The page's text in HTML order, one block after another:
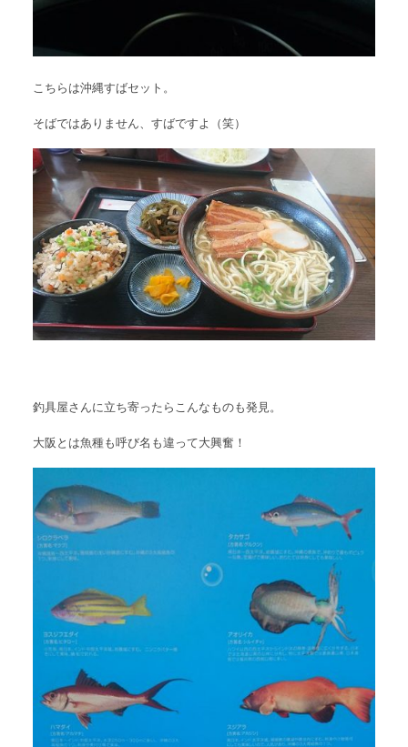
こちらは沖縄すばセット。
そばではありません、すばですよ（笑）
釣具屋さんに立ち寄ったらこんなものも発見。
大阪とは魚種も呼び名も違って大興奮！